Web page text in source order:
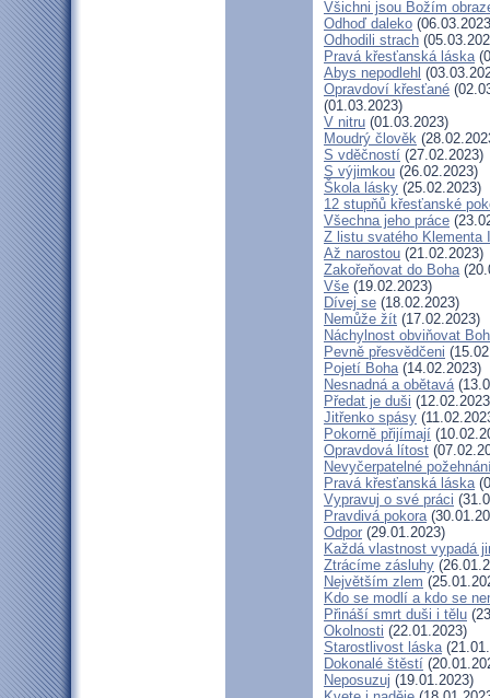
Všichni jsou Božím
Odhoď daleko
Odhodili strach
Pravá křesťanská láska
Abys nepodlehl
Opravdoví křesťané
(01.03.2023)
V nitru (01.03.2023)
Moudrý člověk
S vděčností (27.02.2023)
S výjimkou (26.02.2023)
Škola lásky (25.02.2023)
12 stupňů křesťanské
Všechna jeho práce
Z listu svatého Klementa
Až narostou (21.02.2023)
Zakořeňovat do Boha
Vše (19.02.2023)
Dívej se (18.02.2023)
Nemůže žít (17.02.2023)
Náchylnost obviňovat
Pevně přesvědčeni
Pojetí Boha(14.02.2023)
Nesnadná a obětavá
Předat je duši
Jitřenko spásy
Pokorně přijímají
Opravdová lítost
Nevyčerpatelné
Pravá křesťanská láska
Vypravuj o své práci
Pravdivá pokora
Odpor (29.01.2023)
Každá vlastnost vypadá
Ztrácíme zásluhy
Největším zlem
Kdo se modlí a kdo se
Přináší smrt duši i tělu
Okolnosti (22.01.2023)
Starostlivost láska
Dokonalé štěstí
Neposuzuj (19.01.2023)